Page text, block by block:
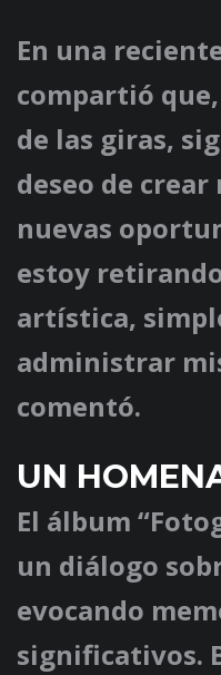
En una
compartió
de las giras,
deseo de
nuevas
estoy
artística,
administrar
comentó.
UN
El álbum
un diálogo
evocando
significativos.